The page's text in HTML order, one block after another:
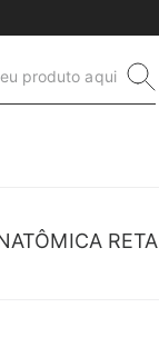
seu produto aqui
RETA